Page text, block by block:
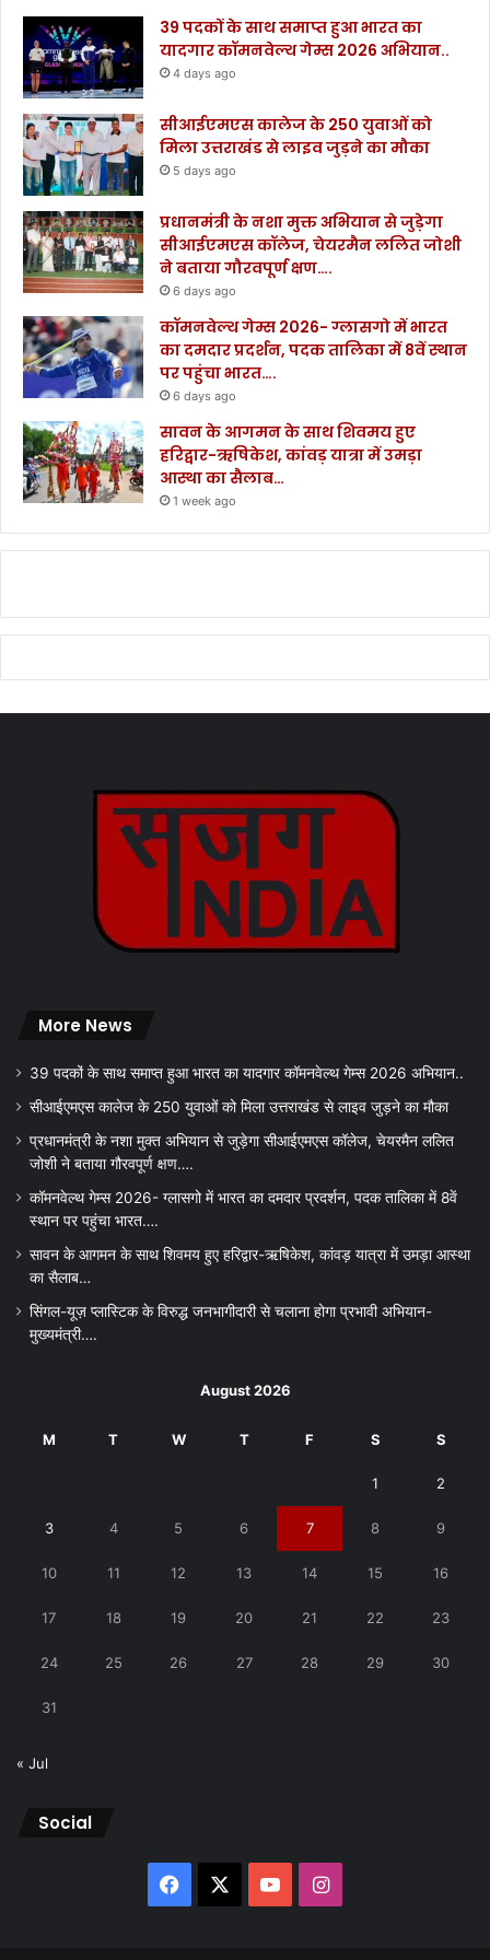
र
स
जा
39 पदकों के साथ समाप्त हुआ भारत का
यादगार कॉमनवेल्थ गेम्स 2026 अभियान..
4 days ago
सीआईएमएस कालेज के 250 युवाओं को
मिला उत्तराखंड से लाइव जुड़ने का मौका
5 days ago
प्रधानमंत्री के नशा मुक्त अभियान से जुड़ेगा
सीआईएमएस कॉलेज, चेयरमैन ललित जोशी
ने बताया गौरवपूर्ण क्षण….
6 days ago
कॉमनवेल्थ गेम्स 2026- ग्लासगो में भारत
का दमदार प्रदर्शन, पदक तालिका में 8वें स्थान
पर पहुंचा भारत….
6 days ago
सावन के आगमन के साथ शिवमय हुए
हरिद्वार-ऋषिकेश, कांवड़ यात्रा में उमड़ा
आस्था का सैलाब…
1 week ago
More News
39 पदकों के साथ समाप्त हुआ भारत का यादगार कॉमनवेल्थ गेम्स 2026 अभियान..
सीआईएमएस कालेज के 250 युवाओं को मिला उत्तराखंड से लाइव जुड़ने का मौका
प्रधानमंत्री के नशा मुक्त अभियान से जुड़ेगा सीआईएमएस कॉलेज, चेयरमैन ललित
जोशी ने बताया गौरवपूर्ण क्षण….
कॉमनवेल्थ गेम्स 2026- ग्लासगो में भारत का दमदार प्रदर्शन, पदक तालिका में 8वें
स्थान पर पहुंचा भारत….
सावन के आगमन के साथ शिवमय हुए हरिद्वार-ऋषिकेश, कांवड़ यात्रा में उमड़ा आस्था
का सैलाब…
सिंगल-यूज़ प्लास्टिक के विरुद्ध जनभागीदारी से चलाना होगा प्रभावी अभियान-
मुख्यमंत्री….
August 2026
M T W T F S S
1 2
3 4 5 6 7 8 9
10 11 12 13 14 15 16
17 18 19 20 21 22 23
24 25 26 27 28 29 30
31
« Jul
Social
Facebook YouTubeInstagram